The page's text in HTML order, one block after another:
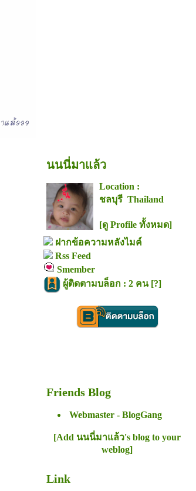
นนนี่มาแล้ว
Location :
ชลบุรี Thailand
[ดู Profile ทั้งหมด]
ฝากข้อความหลังไมค์
Rss Feed
Smember
ผู้ติดตามบล็อก : 2 คน [?]
Friends Blog
Webmaster - BlogGang
[Add นนนี่มาแล้ว's blog to your
weblog]
Link